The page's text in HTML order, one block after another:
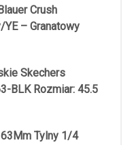
Crush
– Granatowy
Skechers
BLK Rozmiar: 45.5
Tylny 1/4